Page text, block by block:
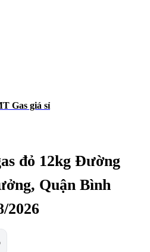
Gas giá sỉ
đỏ 12kg Đường
Quận Bình
2026